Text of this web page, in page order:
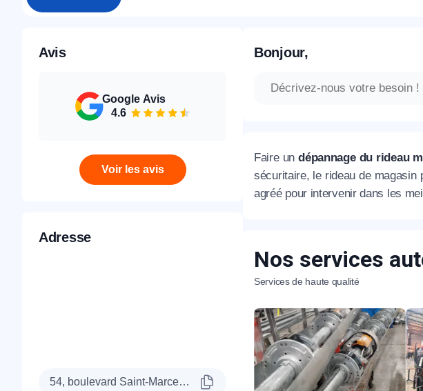
Avis
Google Avis
4.6
Voir les avis
Adresse
54, boulevard Saint-Marcel, 75005 Paris
Bonjour,
Faire undépannage du rideau
sécuritaire, le rideau de magasin
agréé pour intervenir dans les
Nos services
Services de haute qualité